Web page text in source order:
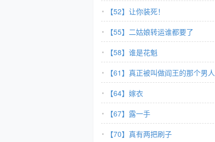
【52】让你装死！
【55】二姑娘转运谁都要了
【58】谁是花魁
【61】真正被叫做阎王的那个男人
【64】嫁衣
【67】露一手
【70】真有两把刷子